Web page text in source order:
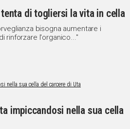
di togliersi la vita in cella
bisogna aumentare i
rinforzare l'organico..."
impiccandosi nella sua cella